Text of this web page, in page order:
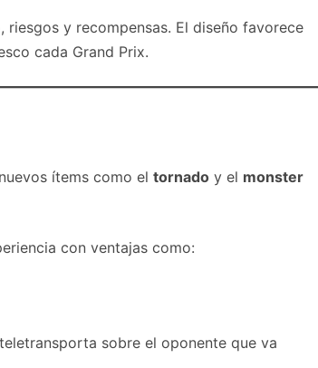
y recompensas. El diseño favorece
cada Grand Prix.
ítems como el tornado y el monster
con ventajas como:
sobre el oponente que va